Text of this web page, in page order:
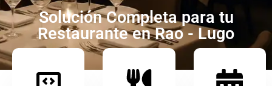
Solución Completa para tu
Restaurante en Rao - Lugo